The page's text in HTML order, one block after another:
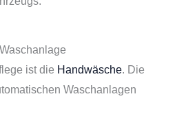
ist die Handwäsche. Die
Waschanlagen